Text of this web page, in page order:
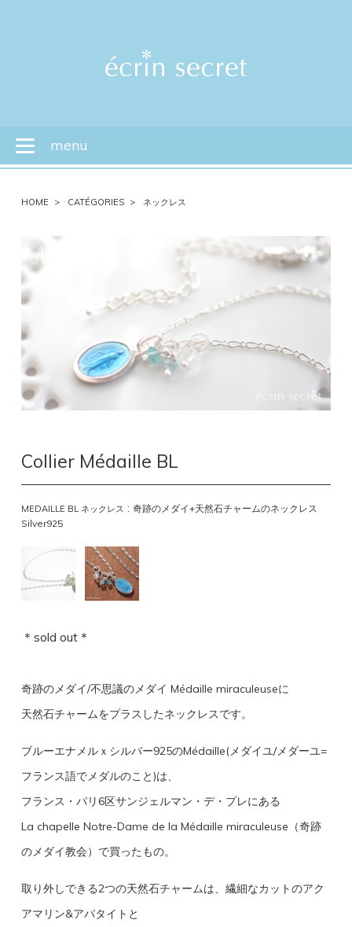
Toggle
navigation
menu
HOME CATÉGORIES ネックレス
Collier Médaille BL
MEDAILLE BL ネックレス : 奇跡のメダイ+天然石チャームのネックレス
Silver925
＊sold out＊
奇跡のメダイ/不思議のメダイ Médaille miraculeuseに
天然石チャームをプラスしたネックレスです。
ブルーエナメルｘシルバー925のMédaille(メダイユ/メダーユ=
フランス語でメダルのこと)は、
フランス・パリ6区サンジェルマン・デ・プレにある
La chapelle Notre-Dame de la Médaille miraculeuse（奇跡
のメダイ教会）で買ったもの。
取り外しできる2つの天然石チャームは、繊細なカットのアク
アマリン&アパタイトと